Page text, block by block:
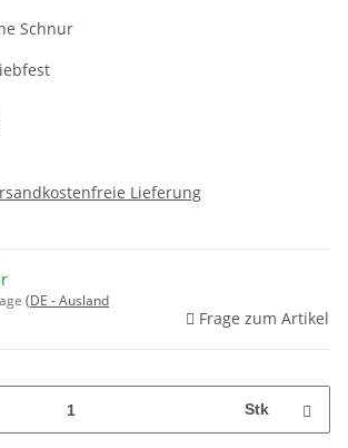
Schnur
Lieferung
(DE - Ausland
Frage zum Artikel
Stk